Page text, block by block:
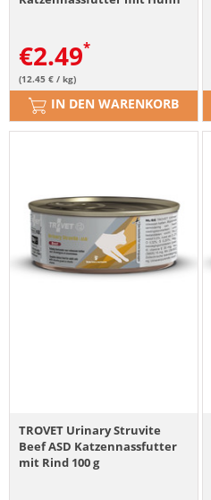
€2.49
(12.45 € / kg)
IN DEN WARENKORB
TROVET Urinary Struvite
Beef ASD Katzennassfutter
mit Rind 100 g